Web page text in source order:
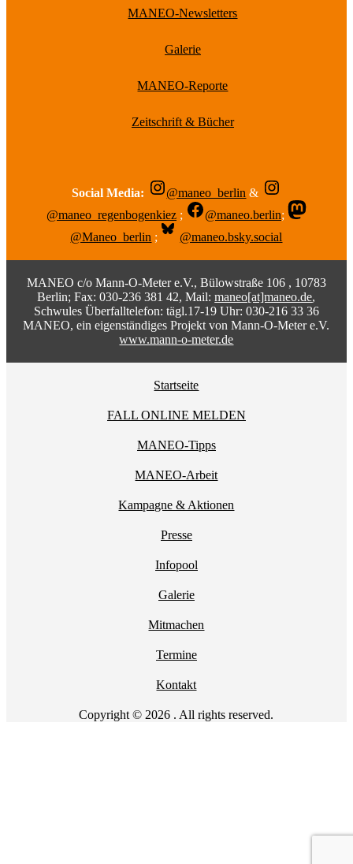
MANEO-Newsletters
Galerie
MANEO-Reporte
Zeitschrift & Bücher
Social Media: @maneo_berlin &
@maneo_regenbogenkiez ; @maneo.berlin;
@Maneo_berlin ; @maneo.bsky.social
MANEO c/o Mann-O-Meter e.V., Bülowstraße 106 , 10783
Berlin; Fax: 030-236 381 42, Mail:maneo[at]maneo.de,
Schwules Überfalltelefon: tägl.17-19 Uhr: 030-216 33 36
MANEO, ein eigenständiges Projekt von Mann-O-Meter e.V.
www.mann-o-meter.de
Startseite
FALL ONLINE MELDEN
MANEO-Tipps
MANEO-Arbeit
Kampagne & Aktionen
Presse
Infopool
Galerie
Mitmachen
Termine
Kontakt
Copyright © 2026 . All rights reserved.